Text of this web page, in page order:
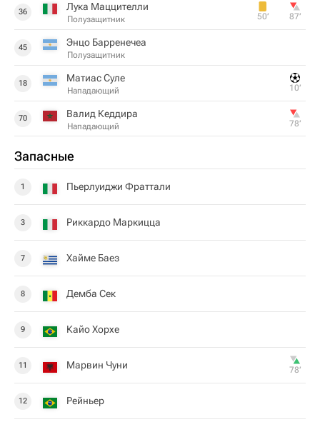
36 Лука Маццителли
Полузащитник 50‎’‎ 87‎’‎
45 Энцо Барренечеа
Полузащитник
18 Матиас Суле
Нападающий 10‎’‎
70 Валид Кеддира
Нападающий 78‎’‎
Запасные
1 Пьерлуиджи Фраттали
3 Риккардо Маркицца
7 Хайме Баез
8 Демба Сек
9 Кайо Хорхе
11 Марвин Чуни 78‎’‎
12 Рейньер